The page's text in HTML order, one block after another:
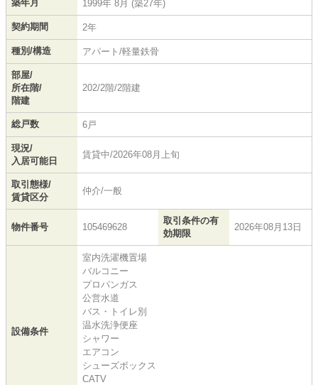
築年月 1999年 8月 (築27年)
契約期間 2年
種別/構造 アパート/軽量鉄骨
部屋/
所在階/
階建
202/2階/2階建
総戸数 6戸
現況/
入居可能日
賃貸中/2026年08月上旬
取引態様/
賃貸区分
仲介/一般
物件番号 105469628
取引条件の有
効期限
2026年08月13日
設備条件
室内洗濯機置場
バルコニー
プロパンガス
公営水道
バス・トイレ別
温水洗浄便座
シャワー
エアコン
シューズボックス
CATV